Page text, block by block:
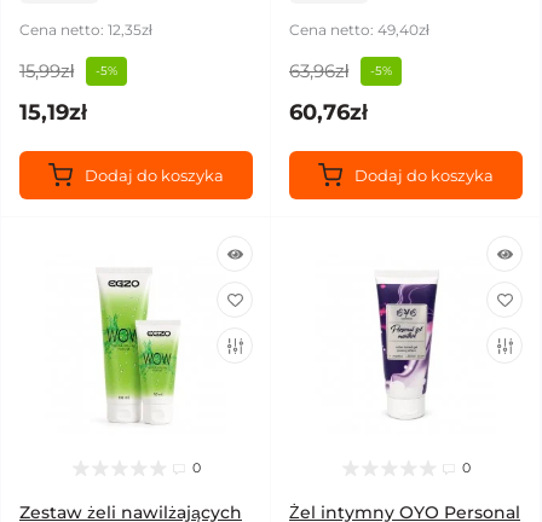
Cena netto: 12,35zł
15,99zł -5%
15,19zł
Dodaj do koszyka
Cena netto: 49,40zł
63,96zł -5%
60,76zł
Dodaj do koszyka
0
Zestaw żeli nawilżających
0
Żel intymny OYO Personal